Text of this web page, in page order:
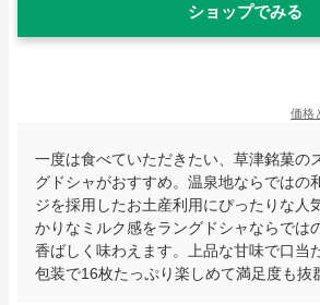
ショップでみる
価格
一度は食べていただきたい、草津銘菓の
グドシャがおすすめ。温泉地ならではの
ジを採用したお土産利用にぴったりな人
かりなミルク感をラングドシャならでは
香ばしく味わえます。上品な甘味で口当
包装で16枚たっぷり楽しめて満足度も抜